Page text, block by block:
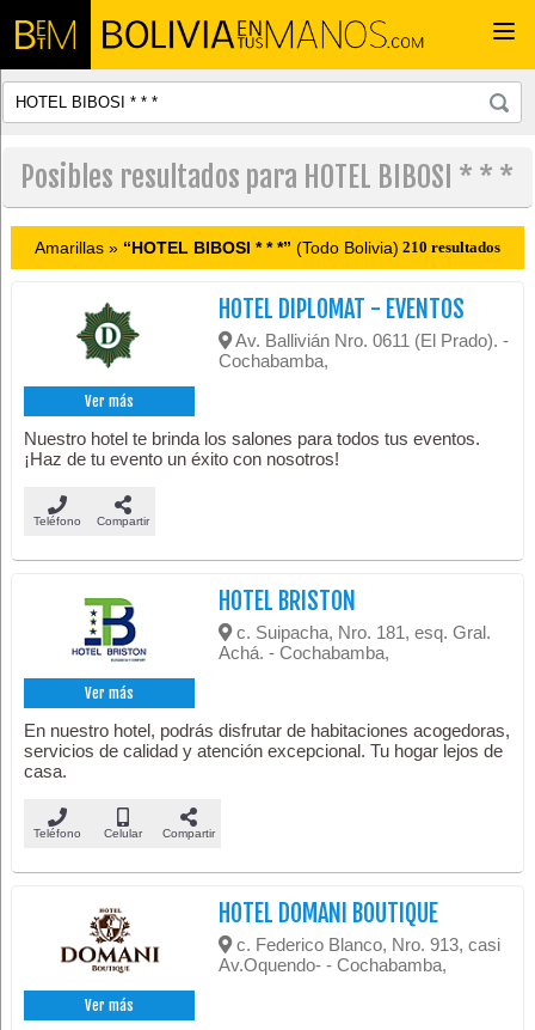
Posibles resultados para HOTEL BIBOSI * * *
Amarillas » “HOTEL BIBOSI * * *” (Todo Bolivia) 210 resultados
Ver más
HOTEL DIPLOMAT - EVENTOS
Av. Ballivián Nro. 0611 (El Prado). -
Cochabamba,
Nuestro hotel te brinda los salones para todos tus eventos.
¡Haz de tu evento un éxito con nosotros!
Teléfono Compartir
Ver más
HOTEL BRISTON
c. Suipacha, Nro. 181, esq. Gral.
Achá. - Cochabamba,
En nuestro hotel, podrás disfrutar de habitaciones acogedoras,
servicios de calidad y atención excepcional. Tu hogar lejos de
casa.
Teléfono Celular Compartir
Ver más
HOTEL DOMANI BOUTIQUE
c. Federico Blanco, Nro. 913, casi
Av.Oquendo- - Cochabamba,